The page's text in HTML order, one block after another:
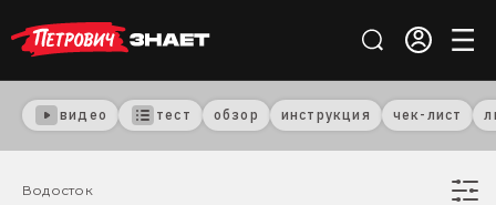
видео тест обзор инструкция чек-лист
Водосток